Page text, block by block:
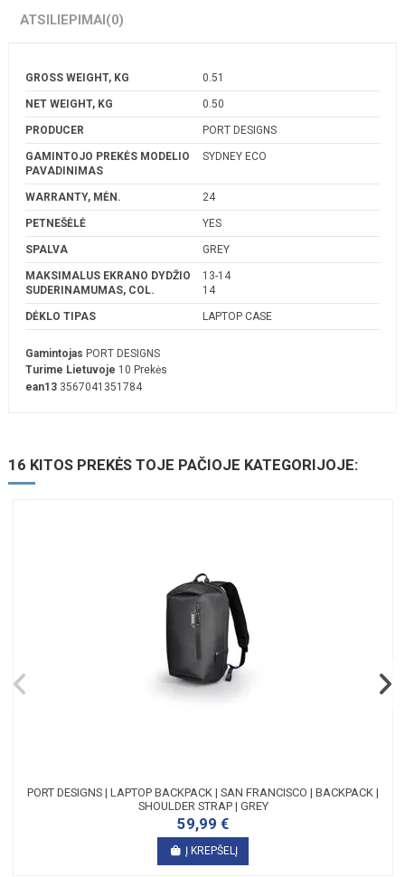
ATSILIEPIMAI(0)
GROSS WEIGHT, KG 0.51
NET WEIGHT, KG 0.50
PRODUCER PORT DESIGNS
GAMINTOJO PREKĖS MODELIO
PAVADINIMAS
SYDNEY ECO
WARRANTY, MĖN. 24
PETNEŠĖLĖ YES
SPALVA GREY
MAKSIMALUS EKRANO DYDŽIO
SUDERINAMUMAS, COL.
13-14
14
DĖKLO TIPAS LAPTOP CASE
Gamintojas PORT DESIGNS
Turime Lietuvoje 10 Prekės
ean13 3567041351784
16 KITOS PREKĖS TOJE PAČIOJE KATEGORIJOJE:
PORT DESIGNS | LAPTOP BACKPACK | SAN FRANCISCO | BACKPACK |
SHOULDER STRAP | GREY
59,99 €
Į KREPŠELĮ